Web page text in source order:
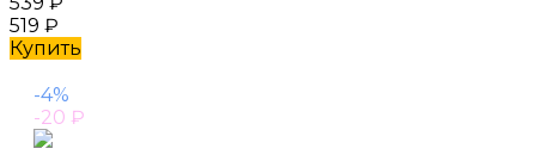
519 ₽
Купить
-4%
-20 ₽